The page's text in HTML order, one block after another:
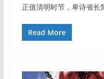
正值清明时节，卑诗省长
Read More